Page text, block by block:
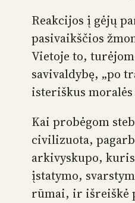
Reakcijos į gėjų
pasivaikščios
Vietoje to,
savivaldybę, „po
isteriškus
Kai probėgom
civilizuota,
arkivyskupo,
įstatymo,
rūmai, ir išreiškė